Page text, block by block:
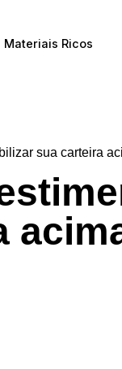
Materiais Ricos
sua carteira